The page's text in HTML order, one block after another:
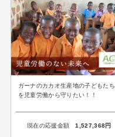
ガーナのカカオ生産地の子どもたち
を児童労働から守りたい！！
現在の応援金額 1,527,368円